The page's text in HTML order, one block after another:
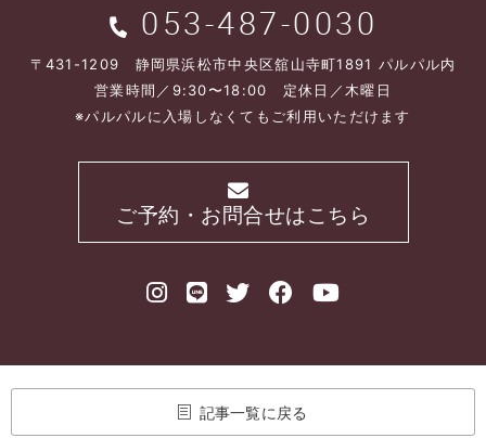
053-487-0030
〒431-1209 静岡県浜松市中央区舘山寺町1891 パルパル内
営業時間／9:30〜18:00 定休日／木曜日
※パルパルに入場しなくてもご利用いただけます
ご予約・お問合せはこちら
記事一覧に戻る